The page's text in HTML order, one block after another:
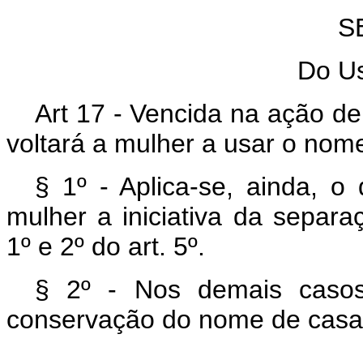
Do
Art 17 - Vencida na ação
voltará a mulher a usar o
§ 1º - Aplica-se, ainda, o
mulher a iniciativa da
1º e 2º do art. 5º.
§ 2º - Nos demais
conservação do nome de